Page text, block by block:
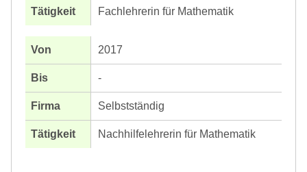
Fachlehrerin für Mathematik
2017
-
Selbstständig
Nachhilfelehrerin für Mathematik